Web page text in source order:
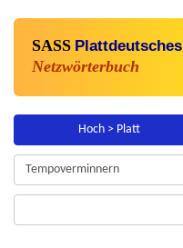
SASS Plattdeutsches
Netzwörterbuch
Hoch > Platt